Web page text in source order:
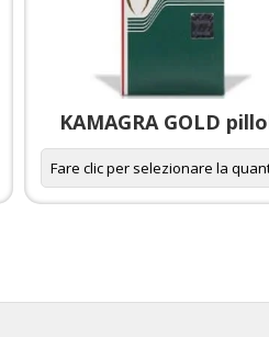
KAMAGRA GOLD